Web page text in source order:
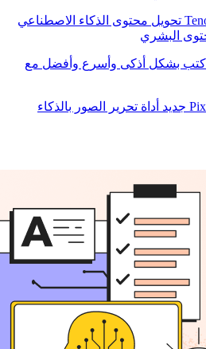
تحويل محتوى الذكاء الاصطناعي
البشري
اكتب بشكل أذكى وأسرع وأفضل مع
جديد أداة تحرير الصور بالذكاء